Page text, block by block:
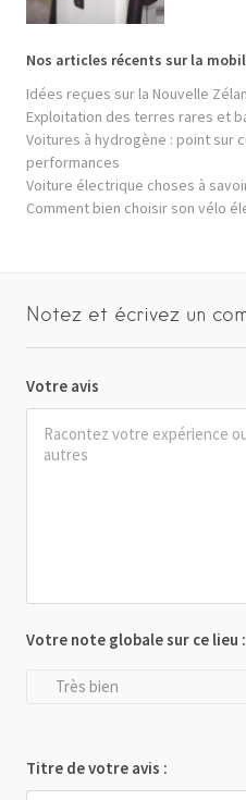
Nos articles récents sur la
Idées reçues sur la Nouvelle
Exploitation des terres rares et
Voitures à hydrogène : point sur
performances
Voiture électrique choses à
Comment bien choisir son vélo
Notez et écrivez un
Votre avis
Votre note globale sur ce lieu :
Très bien
Titre de votre avis :